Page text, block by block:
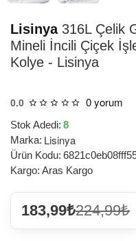
Lisinya316L Çelik
Mineli İncili Çiçek
Kolye - Lisinya
0.0 0 yorum
Stok Adedi: 8
Marka: Lisinya
Ürün Kodu:
Kargo: Aras Kargo
183,99₺224,99₺